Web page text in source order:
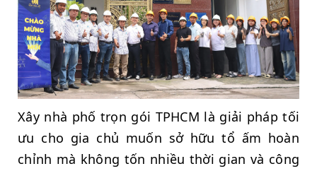
Xây nhà phố trọn gói TPHCM là giải pháp tối
ưu cho gia chủ muốn sở hữu tổ ấm hoàn
chỉnh mà không tốn nhiều thời gian và công